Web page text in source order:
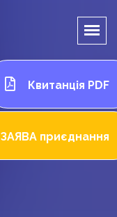
Квитанція PDF
ЗАЯВА приєднання